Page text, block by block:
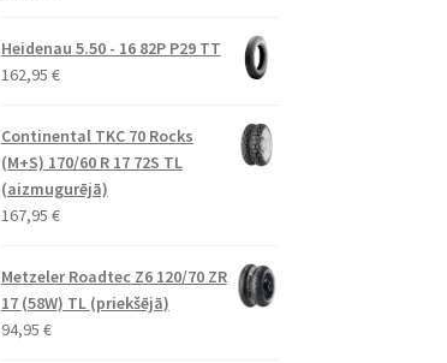
Heidenau 5.50 - 16 82P P29 TT
162,95 €
Continental TKC 70 Rocks
(M+S) 170/60 R 17 72S TL
(aizmugurējā)
167,95 €
Metzeler Roadtec Z6 120/70 ZR
17 (58W) TL (priekšējā)
94,95 €